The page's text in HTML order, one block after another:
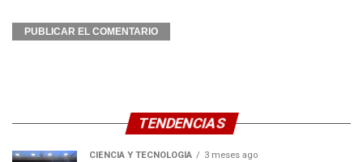
TENDENCIAS
CIENCIA Y TECNOLOGÍA 3 meses ago